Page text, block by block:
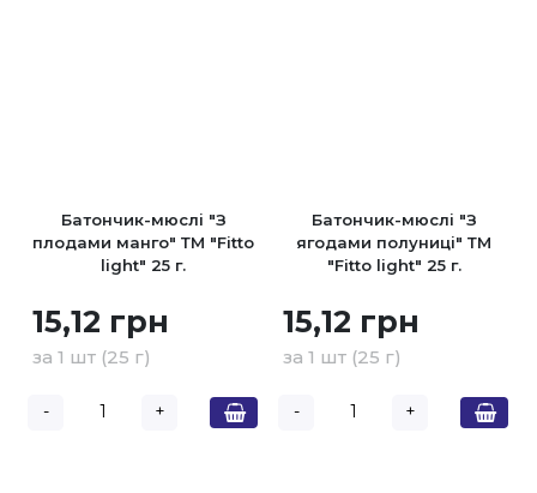
Батончик-мюслі "З
плодами манго" ТМ "Fitto
light" 25 г.
15,12 грн
за 1 шт (25 г)
- +
Батончик-мюслі "З
ягодами полуниці" ТМ
"Fitto light" 25 г.
15,12 грн
за 1 шт (25 г)
- +